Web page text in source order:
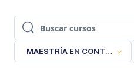
Buscar cursos
Buscar cursos
MAESTRÍA EN